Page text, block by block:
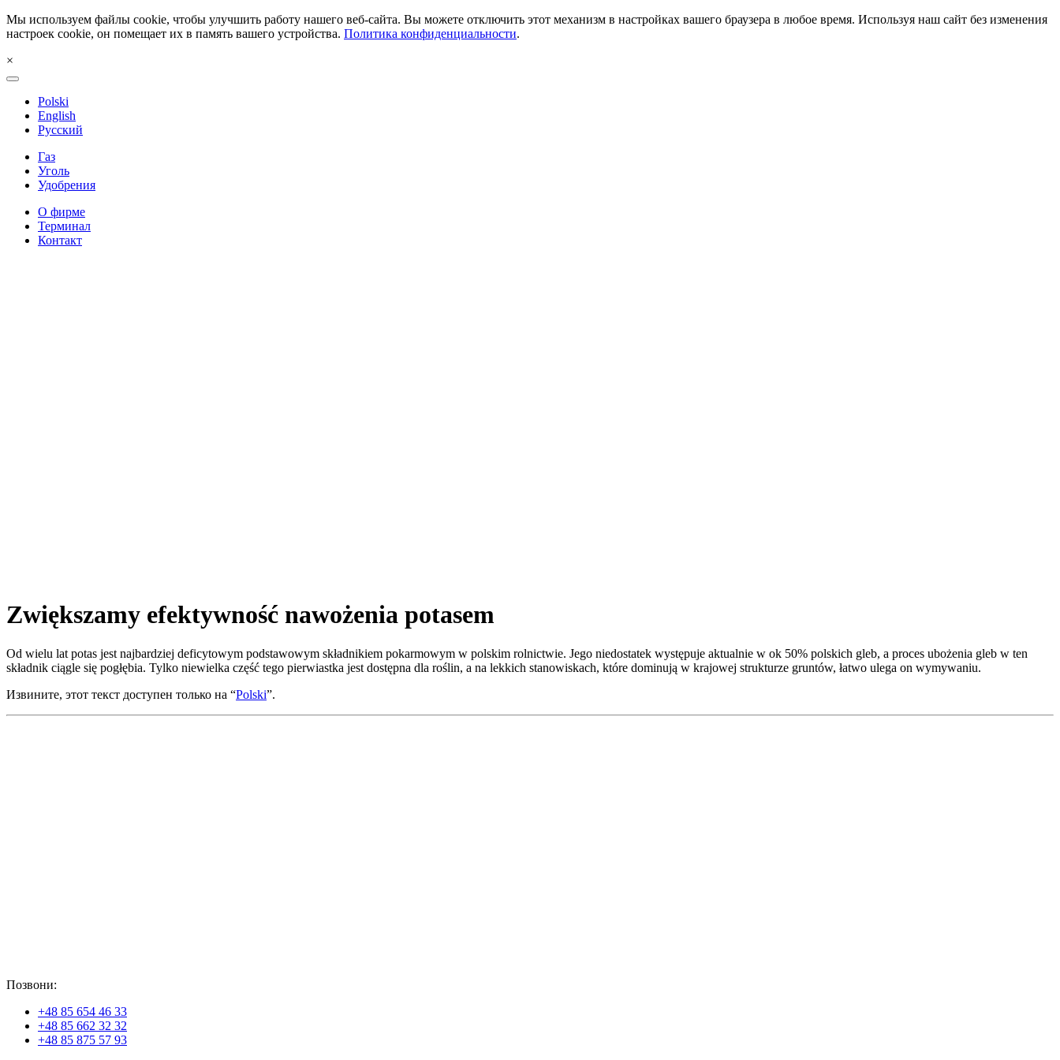
Мы используем файлы cookie, чтобы улучшить работу нашего веб-сайта. Вы можете отключить этот механизм в настройках вашего браузера в любое время. Используя наш сайт без изменения
настроек cookie, он помещает их в память вашего устройства. Политика конфиденциальности.
×
Polski
English
Русский
Газ
Уголь
Удобрения
О фирме
Терминал
Контакт
Zwiększamy efektywność nawożenia potasem
Od wielu lat potas jest najbardziej deficytowym podstawowym składnikiem pokarmowym w polskim rolnictwie. Jego niedostatek występuje aktualnie w ok 50% polskich gleb, a proces ubożenia gleb w ten
składnik ciągle się pogłębia. Tylko niewielka część tego pierwiastka jest dostępna dla roślin, a na lekkich stanowiskach, które dominują w krajowej strukturze gruntów, łatwo ulega on wymywaniu.
Извините, этот текст доступен только на “Polski”.
Позвони:
+48 85 654 46 33
+48 85 662 32 32
+48 85 875 57 93